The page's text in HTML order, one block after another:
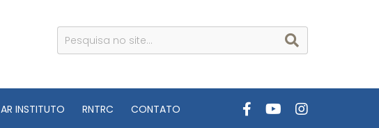
AR INSTITUTO RNTRC CONTATO